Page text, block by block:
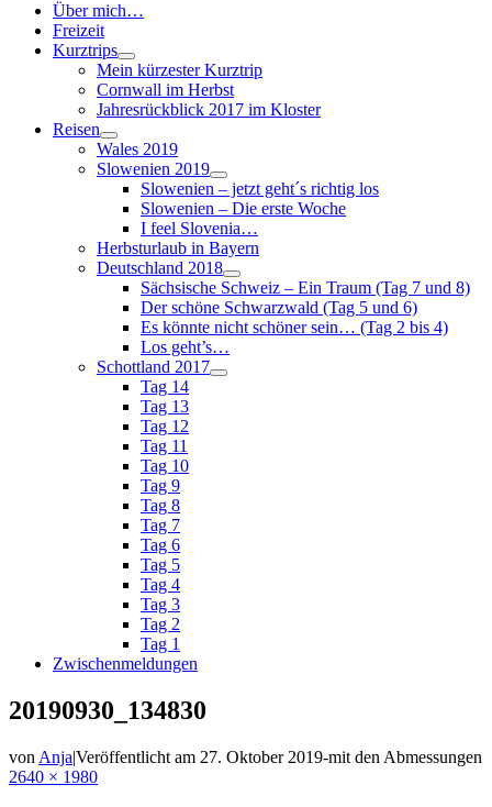
Über mich…
Freizeit
Kurztrips
Mein kürzester Kurztrip
Cornwall im Herbst
Jahresrückblick 2017 im Kloster
Reisen
Wales 2019
Slowenien 2019
Slowenien – jetzt geht´s richtig los
Slowenien – Die erste Woche
I feel Slovenia…
Herbsturlaub in Bayern
Deutschland 2018
Sächsische Schweiz – Ein Traum (Tag 7 und 8)
Der schöne Schwarzwald (Tag 5 und 6)
Es könnte nicht schöner sein… (Tag 2 bis 4)
Los geht’s…
Schottland 2017
Tag 14
Tag 13
Tag 12
Tag 11
Tag 10
Tag 9
Tag 8
Tag 7
Tag 6
Tag 5
Tag 4
Tag 3
Tag 2
Tag 1
Zwischenmeldungen
20190930_134830
von Anja|Veröffentlicht am 27. Oktober 2019-mit den Abmessungen
2640 × 1980